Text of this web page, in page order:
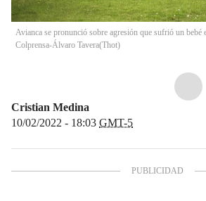
Avianca se pronunció sobre agresión que sufrió un bebé
Colprensa-Álvaro Tavera(Thot)
Cristian Medina
10/02/2022 - 18:03 GMT-5